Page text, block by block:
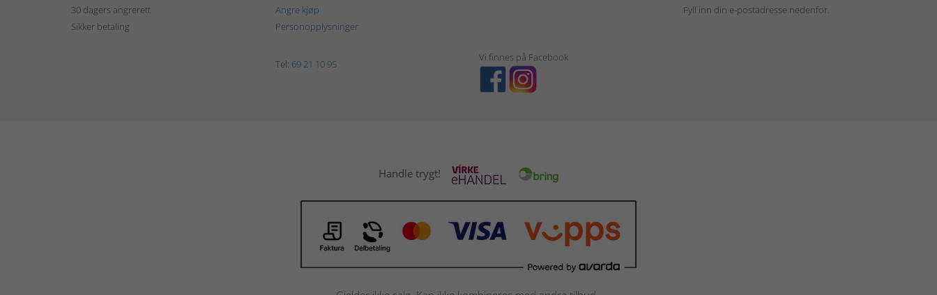
30 dagers angrerett
Sikker betaling
Angre kjøp
Personopplysninger
Fyll inn din e-postadresse nedenfor.
Tel: 69 21 10 95
Vi finnes på Facebook
Handle trygt!